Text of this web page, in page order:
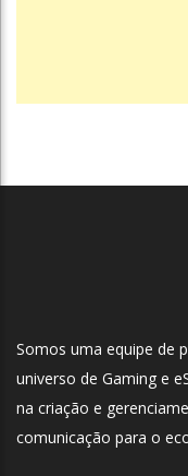
Somos uma equipe de
universo de Gaming e
na criação e
comunicação para o